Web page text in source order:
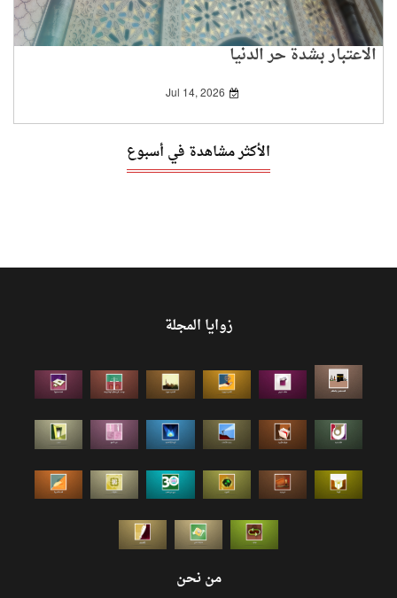
الاعتبار بشدة حر الدنيا
Jul 14, 2026
الأكثر مشاهدة في أسبوع
زوايا المجلة
من نحن